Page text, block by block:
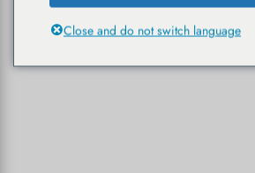
Close and do not switch language